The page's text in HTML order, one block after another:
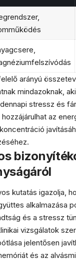
arányú
mindazoknak,
stressz és
az
kutatás igazolja,
alkalmazása
és a stressz
vizsgálatok
jelentősen
és az